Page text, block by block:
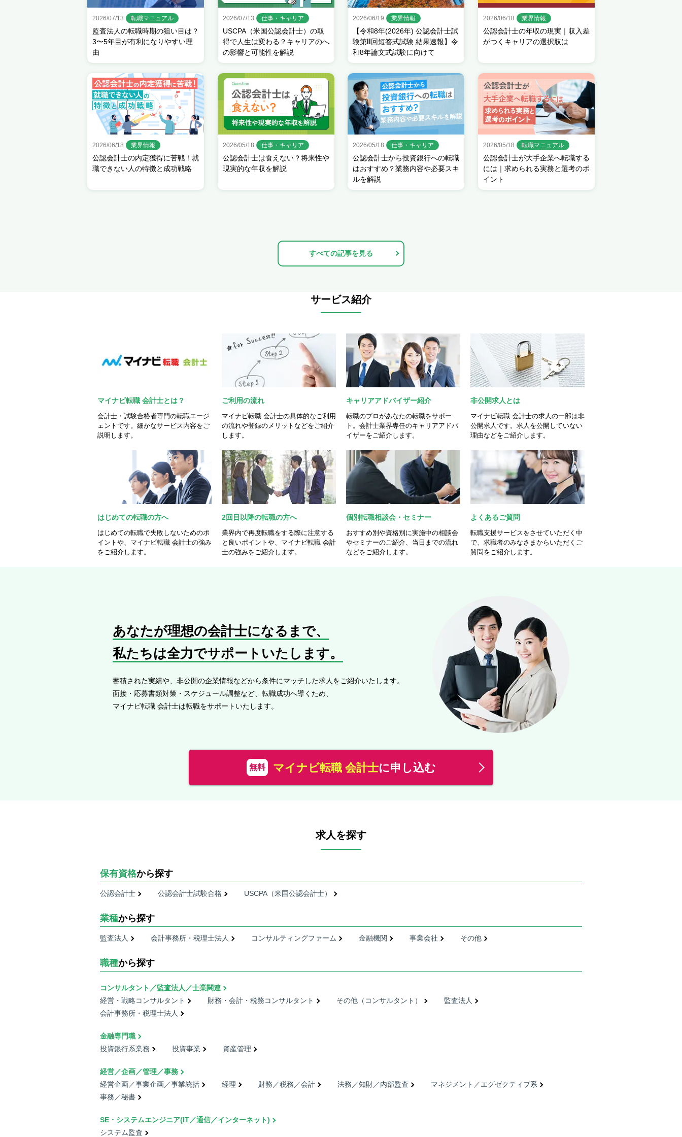
2026/07/13 転職マニュアル
監査法人の転職時期の狙い目は？
3〜5年目が有利になりやすい理
由
2026/07/13 仕事・キャリア
USCPA（米国公認会計士）の取
得で人生は変わる？キャリアのへ
の影響と可能性を解説
2026/06/19 業界情報
【令和8年(2026年) 公認会計士試
験第Ⅱ回短答式試験 結果速報】令
和8年論文式試験に向けて
2026/06/18 業界情報
公認会計士の年収の現実｜収入差
がつくキャリアの選択肢は
2026/06/18 業界情報
公認会計士の内定獲得に苦戦！就
職できない人の特徴と成功戦略
2026/05/18 仕事・キャリア
公認会計士は食えない？将来性や
現実的な年収を解説
2026/05/18 仕事・キャリア
公認会計士から投資銀行への転職
はおすすめ？業務内容や必要スキ
ルを解説
2026/05/18 転職マニュアル
公認会計士が大手企業へ転職する
には｜求められる実務と選考のポ
イント
すべての記事を見る
サービス紹介
マイナビ転職 会計士とは？
会計士・試験合格者専門の転職エージ
ェントです。細かなサービス内容をご
説明します。
ご利用の流れ
マイナビ転職 会計士の具体的なご利用
の流れや登録のメリットなどをご紹介
します。
キャリアアドバイザー紹介
転職のプロがあなたの転職をサポー
ト。会計士業界専任のキャリアアドバ
イザーをご紹介します。
非公開求人とは
マイナビ転職 会計士の求人の一部は非
公開求人です。求人を公開していない
理由などをご紹介します。
はじめての転職の方へ
はじめての転職で失敗しないためのポ
イントや、マイナビ転職 会計士の強み
をご紹介します。
2回目以降の転職の方へ
業界内で再度転職をする際に注意する
と良いポイントや、マイナビ転職 会計
士の強みをご紹介します。
個別転職相談会・セミナー
おすすめ別や資格別に実施中の相談会
やセミナーのご紹介、当日までの流れ
などをご紹介します。
よくあるご質問
転職支援サービスをさせていただく中
で、求職者のみなさまからいただくご
質問をご紹介します。
あなたが理想の会計士になるまで、
私たちは全力でサポートいたします。
蓄積された実績や、非公開の企業情報などから条件にマッチした求人をご紹介いたします。
面接・応募書類対策・スケジュール調整など、転職成功へ導くため、
マイナビ転職 会計士は転職をサポートいたします。
無料 マイナビ転職 会計士に申し込む
求人を探す
保有資格から探す
公認会計士 公認会計士試験合格 USCPA（米国公認会計士）
業種から探す
監査法人 会計事務所・税理士法人 コンサルティングファーム 金融機関 事業会社 その他
職種から探す
コンサルタント／監査法人／士業関連
経営・戦略コンサルタント
財務・会計・税務コンサルタント その他（コンサルタント）
監査法人
会計事務所・税理士法人
金融専門職
投資銀行系業務
投資事業 資産管理
経営／企画／管理／事務
経営企画／事業企画／事業統括
経理 財務／税務／会計 法務／知財／内部監査
マネジメント／エグゼクティブ系
事務／秘書
SE・システムエンジニア(IT／通信／インターネット)
システム監査